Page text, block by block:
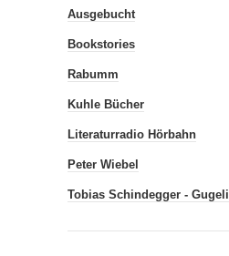
Ausgebucht
Bookstories
Rabumm
Kuhle Bücher
Literaturradio Hörbahn
Peter Wiebel
Tobias Schindegger - Gugeli